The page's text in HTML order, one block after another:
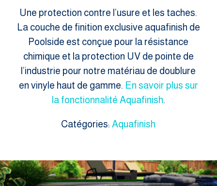
Une protection contre l’usure et les taches.
La couche de finition exclusive aquafinish de
Poolside est conçue pour la résistance
chimique et la protection UV de pointe de
l’industrie pour notre matériau de doublure
en vinyle haut de gamme. En savoir plus sur
la fonctionnalité Aquafinish.
Catégories:Aquafinish